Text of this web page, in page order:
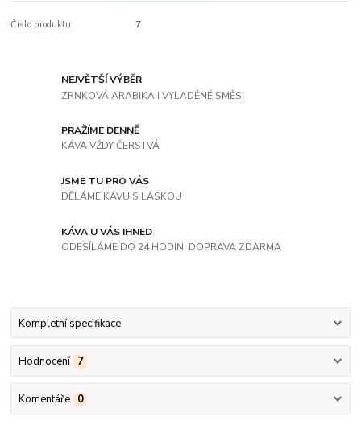
Číslo produktu: 7
NEJVĚTŠÍ VÝBĚR
ZRNKOVÁ ARABIKA I VYLADĚNÉ SMĚSI
PRAŽÍME DENNĚ
KÁVA VŽDY ČERSTVÁ
JSME TU PRO VÁS
DĚLÁME KÁVU S LÁSKOU
KÁVA U VÁS IHNED
ODESÍLÁME DO 24 HODIN, DOPRAVA ZDARMA
Kompletní specifikace
Hodnocení 7
Komentáře 0